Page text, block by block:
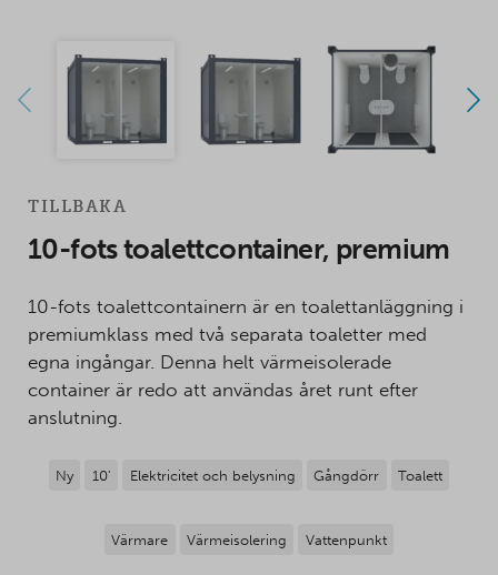
TILLBAKA
10-fots toalettcontainer, premium
10-fots toalettcontainern är en toalettanläggning i
premiumklass med två separata toaletter med
egna ingångar. Denna helt värmeisolerade
container är redo att användas året runt efter
anslutning.
Ny 10' Elektricitet och belysning Gångdörr Toalett
Värmare Värmeisolering Vattenpunkt